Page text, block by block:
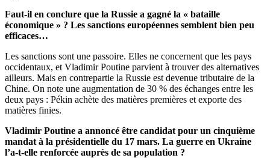
Faut-il en conclure que la Russie a gagné la « bataille
économique » ? Les sanctions européennes semblent bien peu
efficaces…
Les sanctions sont une passoire. Elles ne concernent que les pays
occidentaux, et Vladimir Poutine parvient à trouver des alternatives
ailleurs. Mais en contrepartie la Russie est devenue tributaire de la
Chine. On note une augmentation de 30 % des échanges entre les
deux pays : Pékin achète des matières premières et exporte des
matières finies.
Vladimir Poutine a annoncé être candidat pour un cinquième
mandat à la présidentielle du 17 mars. La guerre en Ukraine
l’a-t-elle renforcée auprès de sa population ?